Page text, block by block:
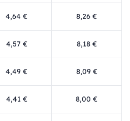
4,64 € 8,26 €
4,57 € 8,18 €
4,49 € 8,09 €
4,41 € 8,00 €